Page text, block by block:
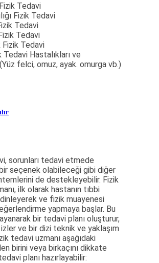
Tedavi
Fizik Tedavi
Tedavi
Tedavi
Tedavi
Tedavi Hastalıkları ve
felci, omuz, ayak. omurga vb.)
sorunları tedavi etmede
bir seçenek olabileceği gibi diğer
de destekleyebilir. Fizik
ilk olarak hastanın tıbbi
ve fizik muayenesi
yapmaya başlar. Bu
bir tedavi planı oluşturur,
ve bir dizi teknik ve yaklaşım
tedavi uzmanı aşağıdaki
birini veya birkaçını dikkate
planı hazırlayabilir: